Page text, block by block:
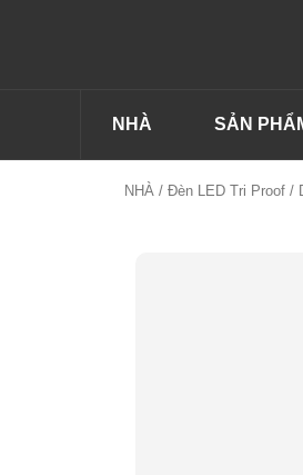
NHÀ SẢN
NHÀ / Đèn LED Tri Proof /